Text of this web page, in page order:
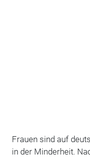
Frauen sind auf
in der Minderheit.